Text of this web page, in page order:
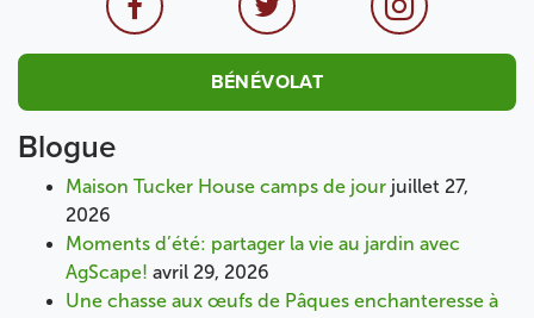
BÉNÉVOLAT
Blogue
Maison Tucker House camps de jour juillet 27,
2026
Moments d’été: partager la vie au jardin avec
AgScape! avril 29, 2026
Une chasse aux œufs de Pâques enchanteresse à